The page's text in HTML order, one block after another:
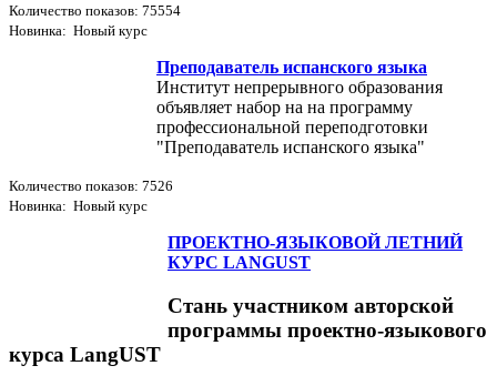
Количество показов: 75554
Новинка: Новый курс
Преподаватель испанского языка
Институт непрерывного образования
объявляет набор на на программу
профессиональной переподготовки
"Преподаватель испанского языка"
Количество показов: 7526
Новинка: Новый курс
ПРОЕКТНО-ЯЗЫКОВОЙ ЛЕТНИЙ
КУРС LANGUST
Стань участником авторской
программы проектно-языкового
курса LangUST